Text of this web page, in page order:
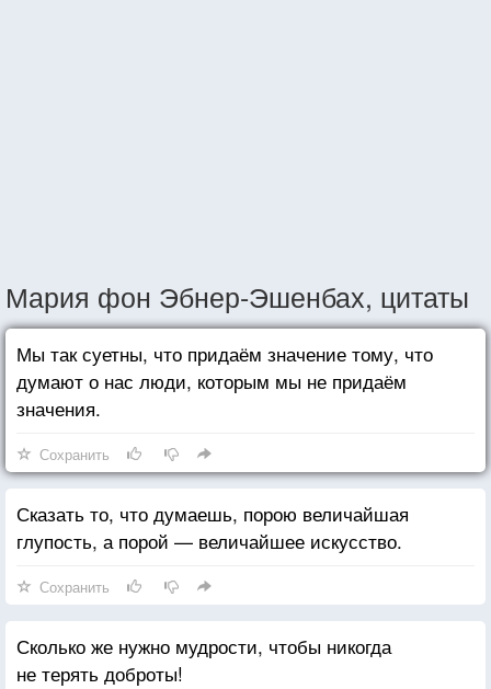
Мария фон Эбнер-Эшенбах, цитаты
Мы так суетны, что придаём значение тому, что
думают о нас люди, которым мы не придаём
значения.
Сохранить
Сказать то, что думаешь, порою величайшая
глупость, а порой — величайшее искусство.
Сохранить
Сколько же нужно мудрости, чтобы никогда
не терять доброты!